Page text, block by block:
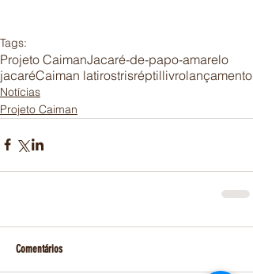
Tags:
Projeto CaimanJacaré-de-papo-amarelo
jacaréCaiman latirostrisréptillivrolançamento
Notícias
Projeto Caiman
Comentários